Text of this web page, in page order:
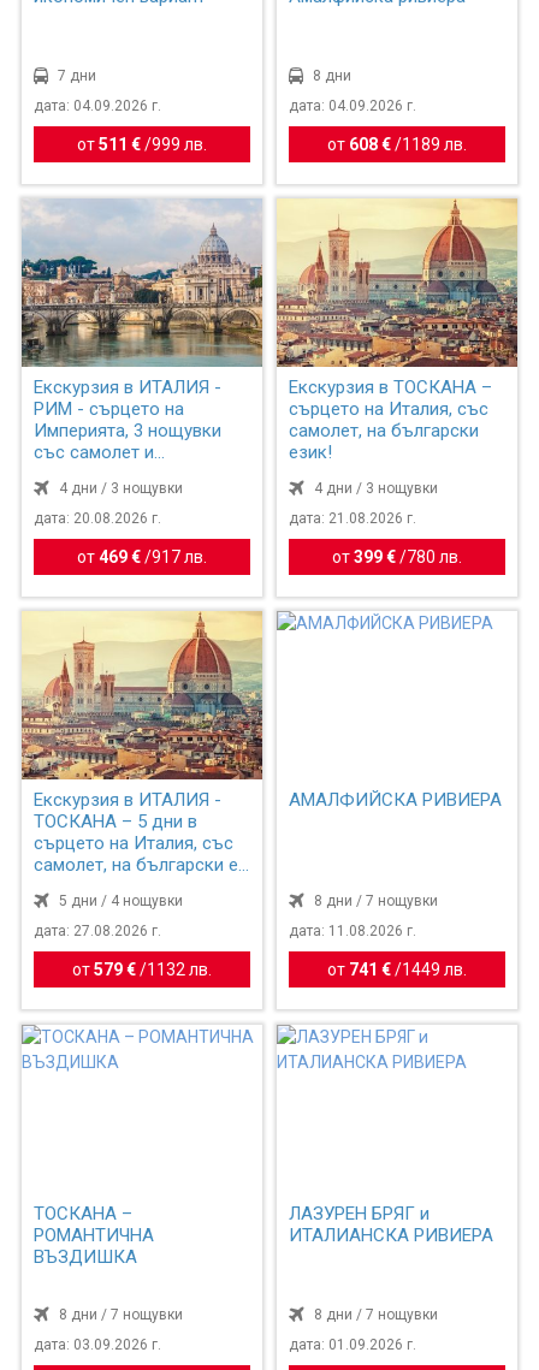
7 дни
дата: 04.09.2026 г.
от511 € /999 лв.
8 дни
дата: 04.09.2026 г.
от 608 €/ 1189 лв.
Екскурзия в ИТАЛИЯ -
РИМ - сърцето на
Империята, 3 нощувки
със самолет и
4 дни / 3 нощувки
дата: 20.08.2026 г.
от469 € /917 лв.
Екскурзия в ТОСКАНА –
сърцето на Италия, със
самолет, на български
език!
4 дни / 3 нощувки
дата: 21.08.2026 г.
от399 €/ 780 лв.
Екскурзия в ИТАЛИЯ -
ТОСКАНА – 5 дни в
сърцето на Италия, със
самолет, на български е...
5 дни / 4 нощувки
дата: 27.08.2026 г.
от579 € / 1132 лв.
АМАЛФИЙСКА РИВИЕРА
8 дни / 7 нощувки
дата: 11.08.2026 г.
от 741 €/ 1449 лв.
ТОСКАНА –
РОМАНТИЧНА
ВЪЗДИШКА
8 дни / 7 нощувки
дата: 03.09.2026 г.
ЛАЗУРЕН БРЯГ и
ИТАЛИАНСКА РИВИЕРА
8 дни / 7 нощувки
дата: 01.09.2026 г.